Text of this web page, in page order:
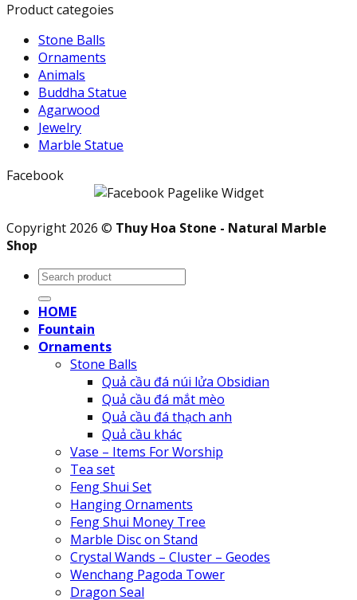
Product categoies
Stone Balls
Ornaments
Animals
Buddha Statue
Agarwood
Jewelry
Marble Statue
Facebook
Copyright 2026 © Thuy Hoa Stone - Natural Marble
Shop
Search
for:
HOME
Fountain
Ornaments
Stone Balls
Quả cầu đá núi lửa Obsidian
Quả cầu đá mắt mèo
Quả cầu đá thạch anh
Quả cầu khác
Vase – Items For Worship
Tea set
Feng Shui Set
Hanging Ornaments
Feng Shui Money Tree
Marble Disc on Stand
Crystal Wands – Cluster – Geodes
Wenchang Pagoda Tower
Dragon Seal